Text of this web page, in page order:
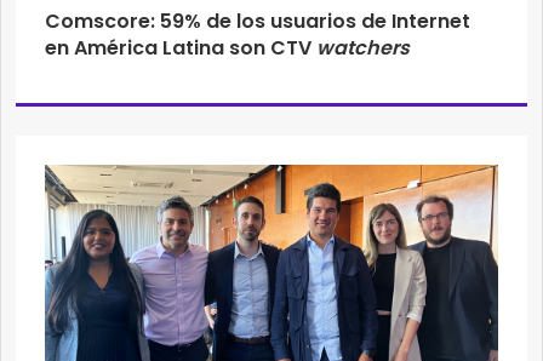
Comscore: 59% de los usuarios de Internet
en América Latina son CTV watchers